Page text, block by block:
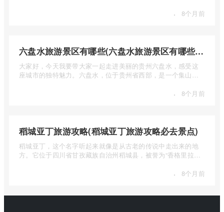
· 8个月前
六盘水旅游景区有哪些(六盘水旅游景区有哪些景点值得去)
大家好，今天我要带大家一起走进美丽的贵州六盘水，感受这
座城市的独特魅力。六盘水，位于贵州省西部，是一个集山水
· 8个月前
稻城亚丁旅游攻略(稻城亚丁旅游攻略必去景点)
稻城亚丁，这个名字听起来就像是从古老的传说中走出来的地
方。它位于四川省甘孜藏族自治州稻城县，被誉为“香格里拉的
· 8个月前